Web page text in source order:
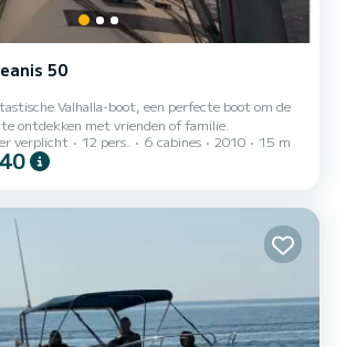
50
Valhalla-boot, een perfecte boot om de
te ontdekken met vrienden of familie.
verplicht 12 pers. 6 cabines 2010 15 m